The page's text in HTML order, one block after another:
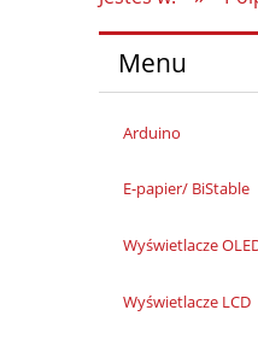
Menu
Arduino
E-papier/ BiStable
Wyświetlacze
Wyświetlacze LCD